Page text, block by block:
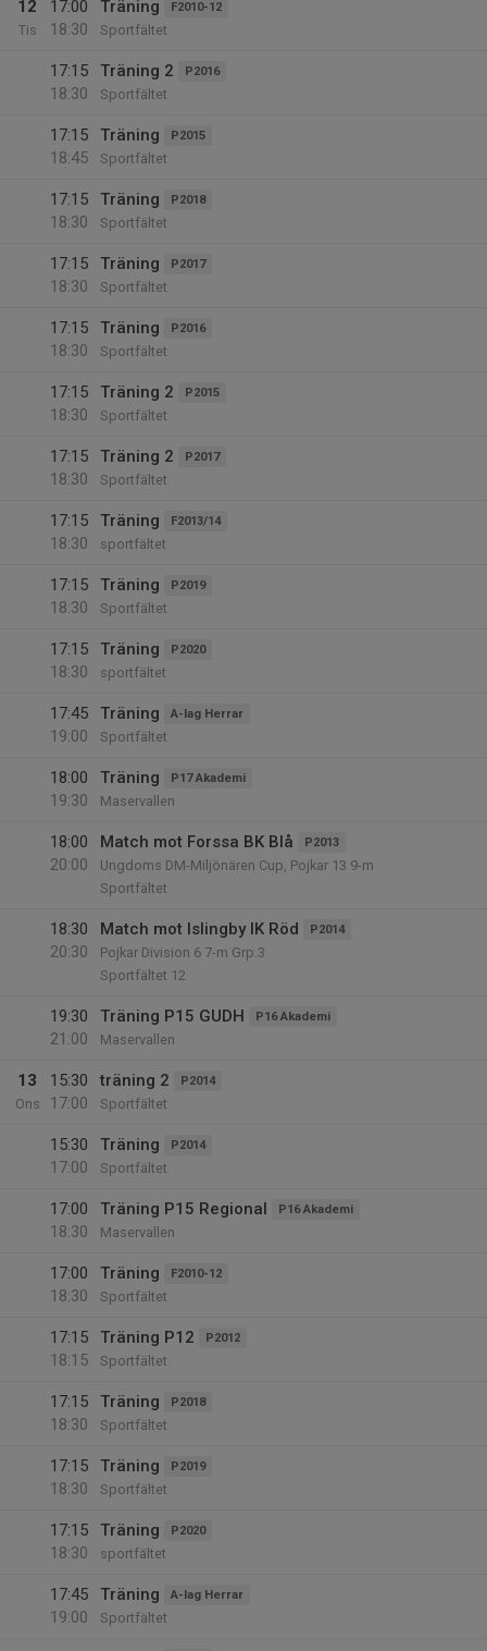
12
Tis
17:00
18:30
Träning F2010-12
Sportfältet
17:15
18:30
Träning 2 P2016
Sportfältet
17:15
18:45
Träning P2015
Sportfältet
17:15
18:30
Träning P2018
Sportfältet
17:15
18:30
Träning P2017
Sportfältet
17:15
18:30
Träning P2016
Sportfältet
17:15
18:30
Träning 2 P2015
Sportfältet
17:15
18:30
Träning 2 P2017
Sportfältet
17:15
18:30
Träning F2013/14
sportfältet
17:15
18:30
Träning P2019
Sportfältet
17:15
18:30
Träning P2020
sportfältet
17:45
19:00
Träning A-lag Herrar
Sportfältet
18:00
19:30
Träning P17 Akademi
Maservallen
18:00
20:00
Match mot Forssa BK Blå P2013
Ungdoms DM-Miljönären Cup, Pojkar 13 9-m
Sportfältet
18:30
20:30
Match mot Islingby IK Röd P2014
Pojkar Division 6 7-m Grp.3
Sportfältet 12
19:30
21:00
Träning P15 GUDH P16 Akademi
Maservallen
13
Ons
15:30
17:00
träning 2 P2014
Sportfältet
15:30
17:00
Träning P2014
Sportfältet
17:00
18:30
Träning P15 Regional P16 Akademi
Maservallen
17:00
18:30
Träning F2010-12
Sportfältet
17:15
18:15
Träning P12 P2012
Sportfältet
17:15
18:30
Träning P2018
Sportfältet
17:15
18:30
Träning P2019
Sportfältet
17:15
18:30
Träning P2020
sportfältet
17:45
19:00
Träning A-lag Herrar
Sportfältet